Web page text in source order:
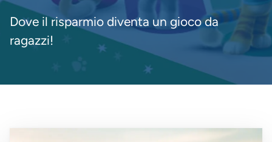
Dove il risparmio diventa un gioco da
ragazzi!